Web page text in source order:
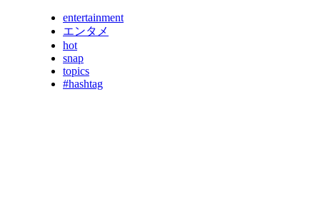
entertainment
エンタメ
hot
snap
topics
#hashtag